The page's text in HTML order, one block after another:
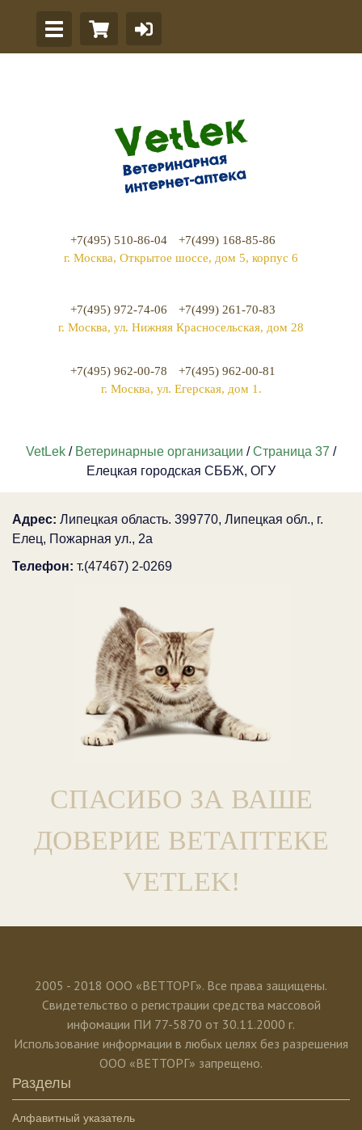
+7(495) 510-86-04
+7(499) 168-85-86
г. Москва, Открытое шоссе, дом 5, корпус 6
+7(495) 972-74-06
+7(499) 261-70-83
г. Москва, ул. Нижняя Красносельская, дом 28
+7(495) 962-00-78
+7(495) 962-00-81
г. Москва, ул. Егерская, дом 1.
VetLek / Ветеринарные организации /Страница 37 /
Елецкая городская СББЖ, ОГУ
Адрес: Липецкая область. 399770, Липецкая обл., г.
Елец, Пожарная ул., 2а
Телефон: т.(47467) 2-0269
СПАСИБО ЗА ВАШЕ
ДОВЕРИЕ ВЕТАПТЕКЕ
VETLEK!
2005 - 2018 ООО «ВЕТТОРГ». Все права защищены.
Свидетельство о регистрации средства массовой
инфомации ПИ 77-5870 от 30.11.2000 г.
Использование информации в любых целях без разрешения
ООО «ВЕТТОРГ» запрещено.
Разделы
Алфавитный указатель